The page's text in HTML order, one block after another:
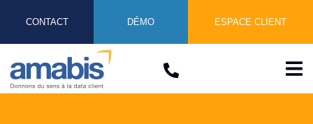
CONTACT DÉMO ESPACE CLIENT